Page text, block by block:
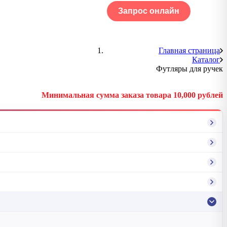
Запрос онлайн
Главная страница
Каталог
Футляры для ручек
Минимальная сумма заказа товара 10,000 рублей